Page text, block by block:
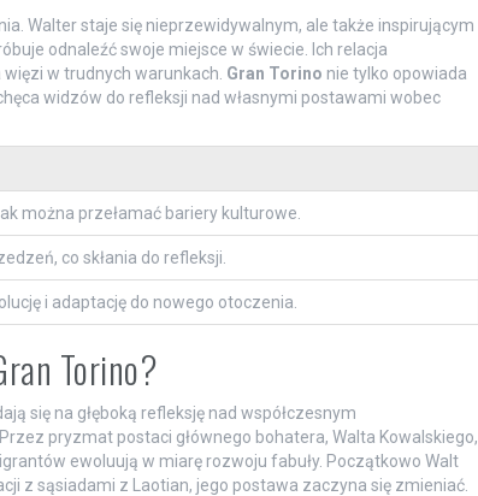
Walter staje się nieprzewidywalnym, ale także inspirującym
odnaleźć swoje miejsce w świecie. Ich relacja
w trudnych warunkach. Gran Torino nie tylko opowiada
widzów do refleksji nad własnymi postawami wobec
można przełamać bariery kulturowe.
co skłania do refleksji.
i adaptację do nowego otoczenia.
Torino?
się na głęboką refleksję nad współczesnym
. Przez pryzmat postaci głównego bohatera, Walta Kowalskiego,
ewoluują w miarę rozwoju fabuły. Początkowo Walt
z sąsiadami z Laotian, jego postawa zaczyna się zmieniać.